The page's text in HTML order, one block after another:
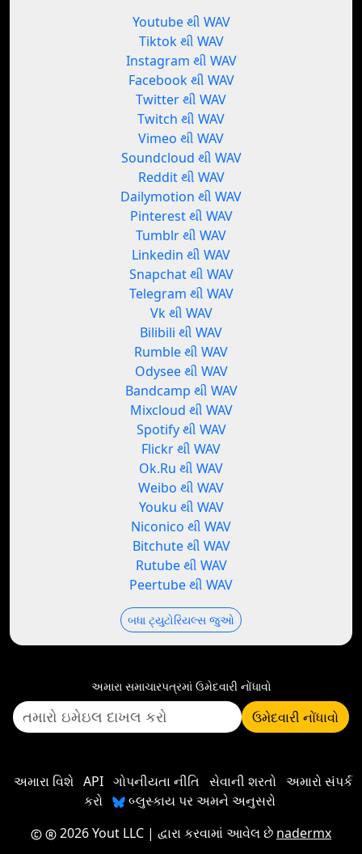
Youtube થી WAV
Tiktok થી WAV
Instagram થી WAV
Facebook થી WAV
Twitter થી WAV
Twitch થી WAV
Vimeo થી WAV
Soundcloud થી WAV
Reddit થી WAV
Dailymotion થી WAV
Pinterest થી WAV
Tumblr થી WAV
Linkedin થી WAV
Snapchat થી WAV
Telegram થી WAV
Vk થી WAV
Bilibili થી WAV
Rumble થી WAV
Odysee થી WAV
Bandcamp થી WAV
Mixcloud થી WAV
Spotify થી WAV
Flickr થી WAV
Ok.Ru થી WAV
Weibo થી WAV
Youku થી WAV
Niconico થી WAV
Bitchute થી WAV
Rutube થી WAV
Peertube થી WAV
બધા ટ્યુટોરિયલ્સ જુઓ
અમારા સમાચારપત્રમાં ઉમેદવારી નોંધાવો
ઉમેદવારી નોંધાવો
અમારા વિશે API ગોપનીયતા નીતિ સેવાની શરતો અમારો સંપર્ક
કરો
બ્લુસ્કાય પર અમને અનુસરો
2026 Yout LLC | દ્વારા કરવામાં આવેલ છે nadermx